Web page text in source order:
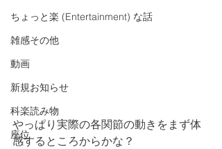
ちょっと楽 (Entertainment) な話
雑感その他
動画
新規お知らせ
科楽読み物
座位
やっぱり実際の各関節の動きをまず体
感するところからかな？